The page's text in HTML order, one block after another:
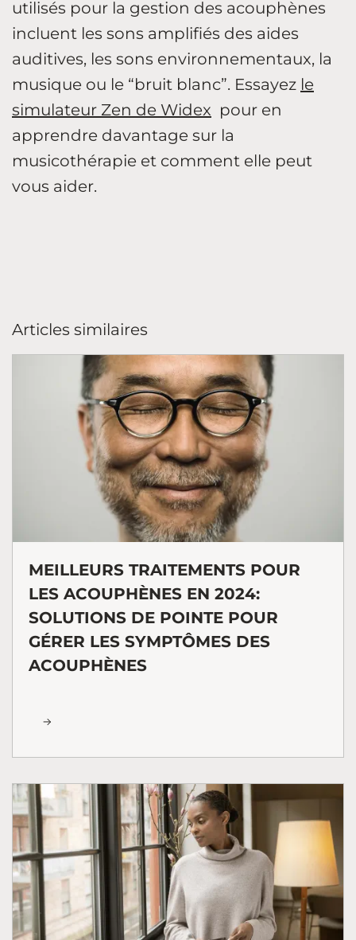
utilisés pour la gestion des acouphènes
incluent les sons amplifiés des aides
auditives, les sons environnementaux, la
musique ou le “bruit blanc”. Essayez le
simulateur Zen de Widex pour en
apprendre davantage sur la
musicothérapie et comment elle peut
vous aider.
Articles similaires
MEILLEURS TRAITEMENTS POUR
LES ACOUPHÈNES EN 2024:
SOLUTIONS DE POINTE POUR
GÉRER LES SYMPTÔMES DES
ACOUPHÈNES